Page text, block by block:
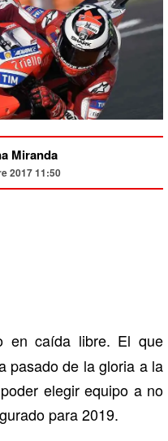
Miranda
2017 11:50
caída libre. El que
pasado de la gloria a la
elegir equipo a no
para 2019.